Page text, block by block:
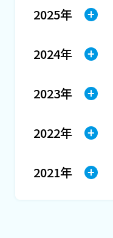
2025年
2024年
2023年
2022年
2021年